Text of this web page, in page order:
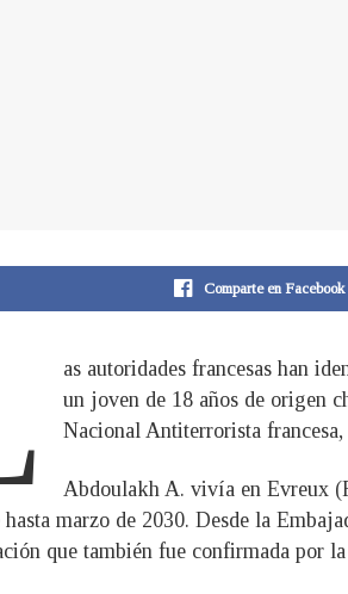
Comparte en Facebook
as autoridades francesas han
un joven de 18 años de origen
Nacional Antiterrorista
Abdoulakh A. vivía en Evreux
marzo de 2030. Desde la
que también fue confirmada por